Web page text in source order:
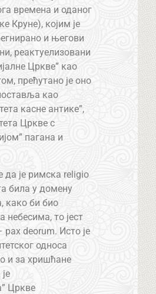
времена и оданог
Круне), којим је
и његови
реактуелизовани
Цркве” као
прећутано је оно
као
касне антике”,
Цркве с
пагана и
да је римска religio
била у домену
како би био
небесима, то јест
deorum. Исто је
односа
и за хришћане
Цркве